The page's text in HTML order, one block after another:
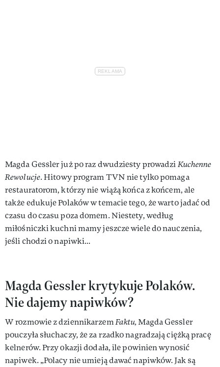
Magda Gessler już po raz dwudziesty prowadziKuchenne
Rewolucje. Hitowy program TVN nie tylko pomaga
restauratorom, którzy nie wiążą końca z końcem, ale
także edukuje Polaków w temacie tego, że warto jadać od
czasu do czasu poza domem. Niestety, według
miłośniczki kuchni mamy jeszcze wiele do nauczenia,
jeśli chodzi o napiwki...
Magda Gessler krytykuje Polaków.
Nie dajemy napiwków?
W rozmowie z dziennikarzemFaktu,Magda Gessler
pouczyła słuchaczy, że za rzadko nagradzają ciężką pracę
kelnerów. Przy okazji dodała, ile powinien wynosić
napiwek. „Polacy nie umieją dawać napiwków. Jak są